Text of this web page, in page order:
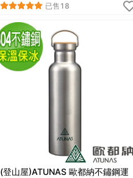
已售 18
(登山屋)ATUNAS 歐都納不鏽鋼運